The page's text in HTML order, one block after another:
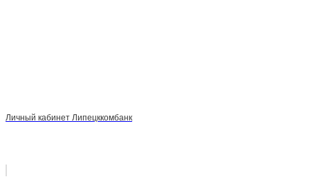
Личный кабинет Липецккомбанк